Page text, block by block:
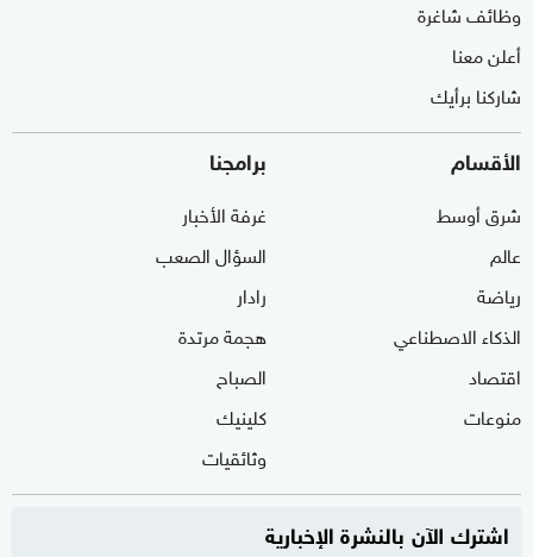
وظائف شاغرة
أعلن معنا
شاركنا برأيك
الأقسام
شرق أوسط
عالم
رياضة
الذكاء الاصطناعي
اقتصاد
منوعات
برامجنا
غرفة الأخبار
السؤال الصعب
رادار
هجمة مرتدة
الصباح
كلينيك
وثائقيات
اشترك الآن بالنشرة الإخبارية